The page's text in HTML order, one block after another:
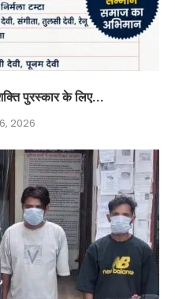
पुरस्कार के लिए...
2026